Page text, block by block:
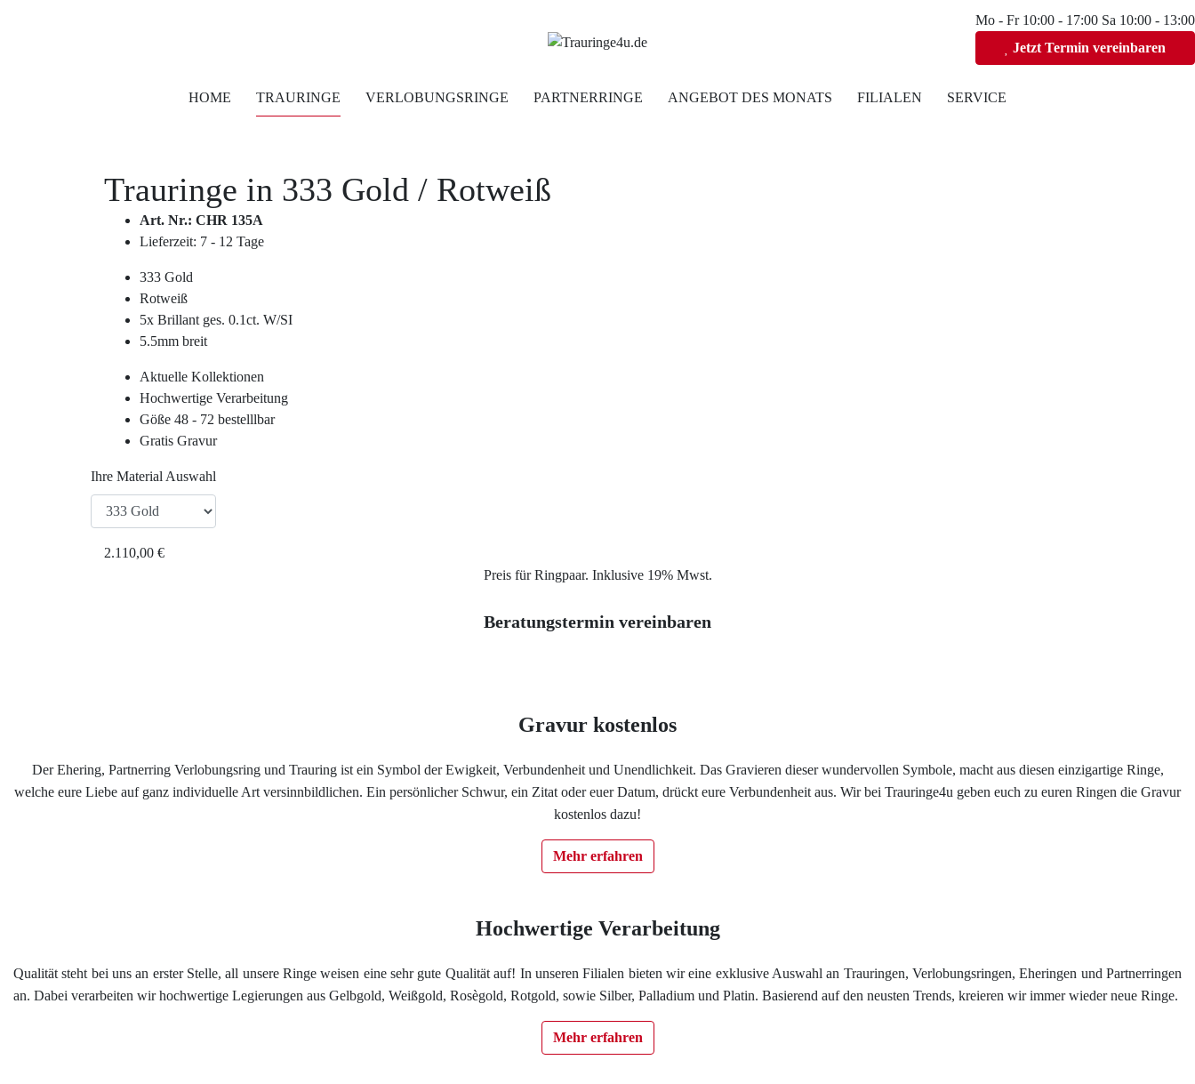
Mo - Fr 10:00 - 17:00 Sa 10:00 - 13:00
Jetzt Termin vereinbaren
HOME TRAURINGE VERLOBUNGSRINGE PARTNERRINGE ANGEBOT DES MONATS FILIALEN SERVICE
Trauringe in 333 Gold / Rotweiß
Art. Nr.: CHR 135A
Lieferzeit: 7 - 12 Tage
333 Gold
Rotweiß
5x Brillant ges. 0.1ct. W/SI
5.5mm breit
Aktuelle Kollektionen
Hochwertige Verarbeitung
Göße 48 - 72 bestelllbar
Gratis Gravur
Ihre Material Auswahl
2.110,00 €
Preis für Ringpaar. Inklusive 19% Mwst.
Beratungstermin vereinbaren
Gravur kostenlos
Der Ehering, Partnerring Verlobungsring und Trauring ist ein Symbol der Ewigkeit, Verbundenheit und Unendlichkeit. Das Gravieren dieser wundervollen Symbole, macht aus diesen einzigartige Ringe,
welche eure Liebe auf ganz individuelle Art versinnbildlichen. Ein persönlicher Schwur, ein Zitat oder euer Datum, drückt eure Verbundenheit aus. Wir bei Trauringe4u geben euch zu euren Ringen die Gravur
kostenlos dazu!
Mehr erfahren
Hochwertige Verarbeitung
Qualität steht bei uns an erster Stelle, all unsere Ringe weisen eine sehr gute Qualität auf! In unseren Filialen bieten wir eine exklusive Auswahl an Trauringen, Verlobungsringen, Eheringen und Partnerringen
an. Dabei verarbeiten wir hochwertige Legierungen aus Gelbgold, Weißgold, Rosègold, Rotgold, sowie Silber, Palladium und Platin. Basierend auf den neusten Trends, kreieren wir immer wieder neue Ringe.
Mehr erfahren
Home
Verlobungsringe
Kostenlose Gravur
Cookies
Datenschutzerklärung
Impressum
Individuelle Trauringe
Ratgeber
Uhren Schmuck Reparatur Service
Verlobungsringe Köln